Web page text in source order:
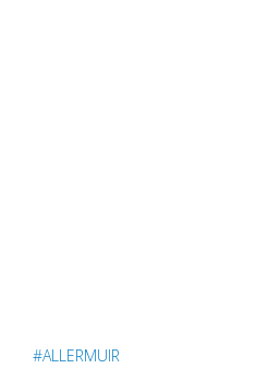
#ALLERMUIR